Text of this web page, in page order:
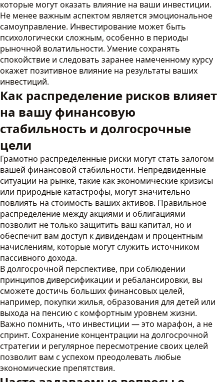
которые могут оказать влияние на ваши инвестиции.
Не менее важным аспектом является эмоциональное
самоуправление. Инвестирование может быть
психологически сложным, особенно в периоды
рыночной волатильности. Умение сохранять
спокойствие и следовать заранее намеченному курсу
окажет позитивное влияние на результаты ваших
инвестиций.
Как распределение рисков влияет
на вашу финансовую
стабильность и долгосрочные
цели
Грамотно распределенные риски могут стать залогом
вашей финансовой стабильности. Непредвиденные
ситуации на рынке, такие как экономические кризисы
или природные катастрофы, могут значительно
повлиять на стоимость ваших активов. Правильное
распределение между акциями и облигациями
позволит не только защитить ваш капитал, но и
обеспечит вам доступ к дивидендам и процентным
начислениям, которые могут служить источником
пассивного дохода.
В долгосрочной перспективе, при соблюдении
принципов диверсификации и ребалансировки, вы
сможете достичь больших финансовых целей,
например, покупки жилья, образования для детей или
выхода на пенсию с комфортным уровнем жизни.
Важно помнить, что инвестиции — это марафон, а не
спринт. Сохранение концентрации на долгосрочной
стратегии и регулярное пересмотрение своих целей
позволит вам с успехом преодолевать любые
экономические препятствия.